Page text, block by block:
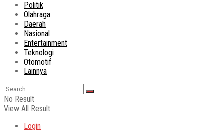
Politik
Olahraga
Daerah
Nasional
Entertainment
Teknologi
Otomotif
Lainnya
No Result
View All Result
Login